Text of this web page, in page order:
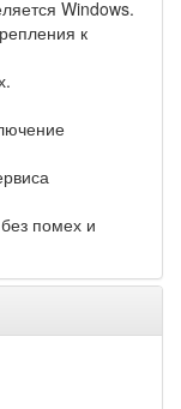
Windows.
к
помех и